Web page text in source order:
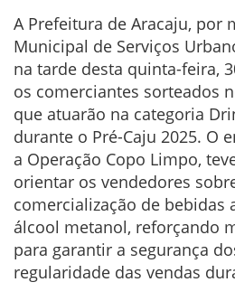
A Prefeitura de Aracaju, por
Municipal de Serviços
na tarde desta quinta-feira,
os comerciantes sorteados
que atuarão na categoria
durante o Pré-Caju 2025. O
a Operação Copo Limpo,
orientar os vendedores
comercialização de bebidas
álcool metanol, reforçando
para garantir a segurança
regularidade das vendas